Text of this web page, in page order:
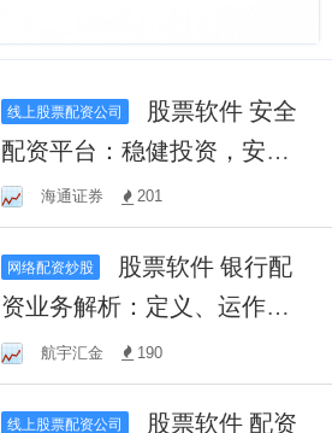
线上股票配资公司
配资平台：稳健投资，安心
之选海通证券 201
网络配资炒股
资业务解析：定义、运作机
制及风险控制全揭秘
航宇汇金 190
线上股票配资公司